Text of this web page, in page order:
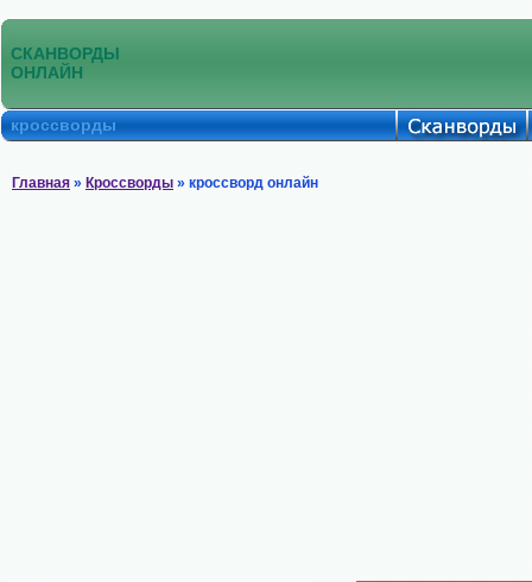
СКАНВОРДЫ
ОНЛАЙН
кроссворды
Главная » Кроссворды » кроссворд онлайн